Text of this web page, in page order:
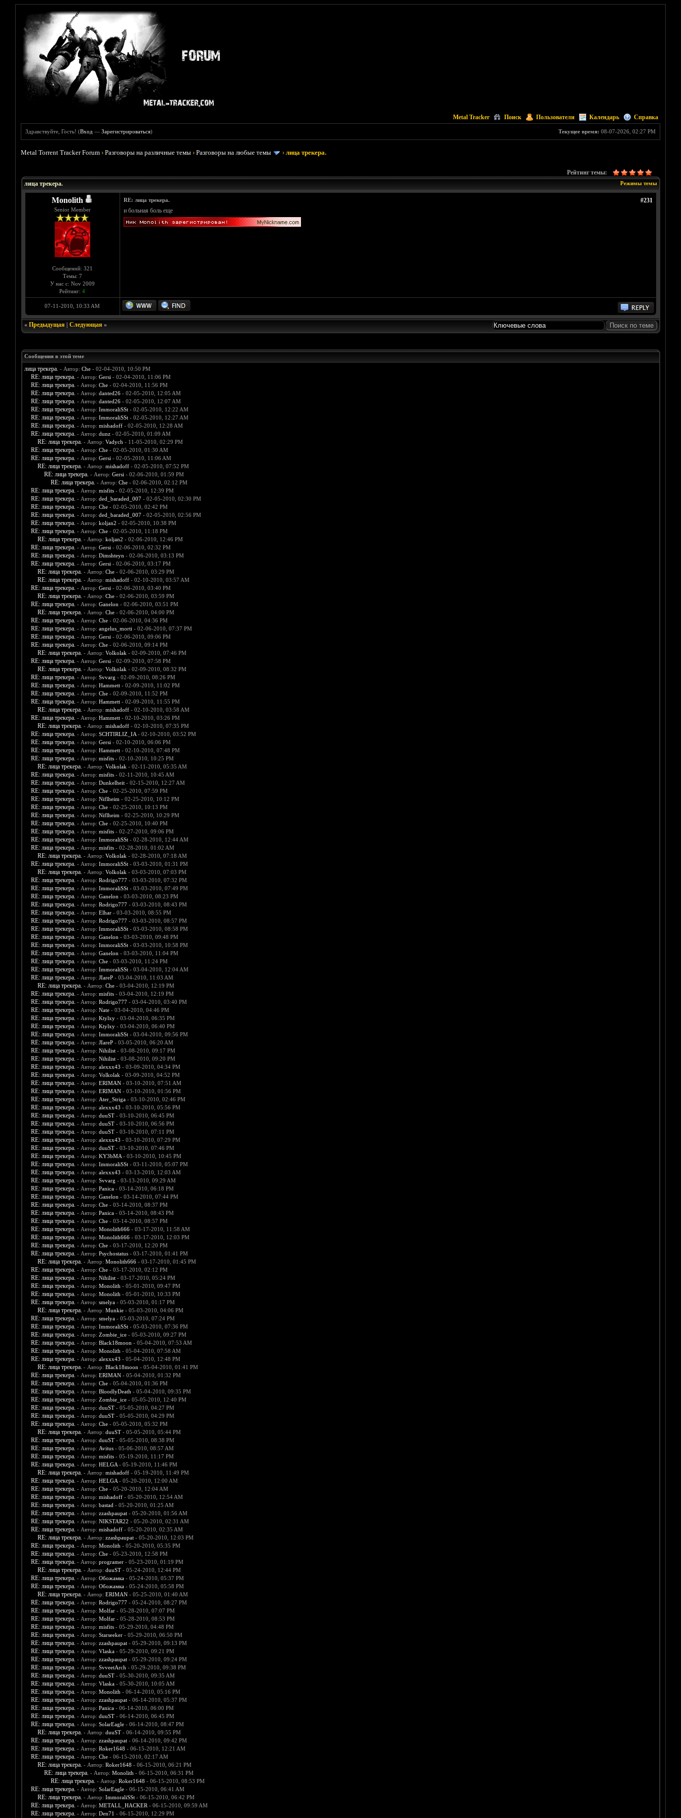
Metal Tracker Поиск Пользователи Календарь Справка
Текущее время: 08-07-2026, 02:27 PM
Здравствуйте, Гость! (Вход —Зарегистрироваться)
Metal Torrent Tracker Forum ›Разговоры на различные темы ›Разговоры на любые темы ›лица трекера.
Рейтинг темы:
Режимы темы
лица трекера.
Monolith
Senior Member
Сообщений: 321
Темы: 7
У нас с: Nov 2009
Рейтинг: 4
#231
RE: лица трекера.
и больная боль еще
07-11-2010, 10:33 AM
« Предыдущая| Следующая»
Сообщения в этой теме
лица трекера. - Автор: Che- 02-04-2010, 10:50 PM
RE: лица трекера. - Автор: Gersi - 02-04-2010, 11:06 PM
RE: лица трекера. - Автор: Che- 02-04-2010, 11:56 PM
RE: лица трекера. - Автор: danted26- 02-05-2010, 12:05 AM
RE: лица трекера. - Автор: danted26- 02-05-2010, 12:07 AM
RE: лица трекера. - Автор: ImmoraliSSt- 02-05-2010, 12:22 AM
RE: лица трекера. - Автор: ImmoraliSSt- 02-05-2010, 12:27 AM
RE: лица трекера. - Автор: mishadoff- 02-05-2010, 12:28 AM
RE: лица трекера. - Автор: dunz- 02-05-2010, 01:09 AM
RE: лица трекера. - Автор: Vadych - 11-05-2010, 02:29 PM
RE: лица трекера. - Автор: Che- 02-05-2010, 01:30 AM
RE: лица трекера. - Автор: Gersi - 02-05-2010, 11:06 AM
RE: лица трекера. - Автор: mishadoff- 02-05-2010, 07:52 PM
RE: лица трекера. - Автор: Gersi - 02-06-2010, 01:59 PM
RE: лица трекера. - Автор: Che- 02-06-2010, 02:12 PM
RE: лица трекера. - Автор: misfits- 02-05-2010, 12:39 PM
RE: лица трекера. - Автор: ded_baraded_007- 02-05-2010, 02:30 PM
RE: лица трекера. - Автор: Che- 02-05-2010, 02:42 PM
RE: лица трекера. - Автор: ded_baraded_007- 02-05-2010, 02:56 PM
RE: лица трекера. - Автор: koljan2 - 02-05-2010, 10:38 PM
RE: лица трекера. - Автор: Che- 02-05-2010, 11:18 PM
RE: лица трекера. - Автор: koljan2 - 02-06-2010, 12:46 PM
RE: лица трекера. - Автор: Gersi - 02-06-2010, 02:32 PM
RE: лица трекера. - Автор: Dimshteyn - 02-06-2010, 03:13 PM
RE: лица трекера. - Автор: Gersi - 02-06-2010, 03:17 PM
RE: лица трекера. - Автор: Che- 02-06-2010, 03:29 PM
RE: лица трекера. - Автор: mishadoff- 02-10-2010, 03:57 AM
RE: лица трекера. - Автор: Gersi - 02-06-2010, 03:40 PM
RE: лица трекера. - Автор: Che- 02-06-2010, 03:59 PM
RE: лица трекера. - Автор: Ganelon - 02-06-2010, 03:51 PM
RE: лица трекера. - Автор: Che- 02-06-2010, 04:00 PM
RE: лица трекера. - Автор: Che- 02-06-2010, 04:36 PM
RE: лица трекера. - Автор: angelus_morti - 02-06-2010, 07:37 PM
RE: лица трекера. - Автор: Gersi - 02-06-2010, 09:06 PM
RE: лица трекера. - Автор: Che- 02-06-2010, 09:14 PM
RE: лица трекера. - Автор: Volkolak - 02-09-2010, 07:46 PM
RE: лица трекера. - Автор: Gersi - 02-09-2010, 07:58 PM
RE: лица трекера. - Автор: Volkolak - 02-09-2010, 08:32 PM
RE: лица трекера. - Автор: Svvarg - 02-09-2010, 08:26 PM
RE: лица трекера. - Автор: Hammett- 02-09-2010, 11:02 PM
RE: лица трекера. - Автор: Che- 02-09-2010, 11:52 PM
RE: лица трекера. - Автор: Hammett- 02-09-2010, 11:55 PM
RE: лица трекера. - Автор: mishadoff- 02-10-2010, 03:58 AM
RE: лица трекера. - Автор: Hammett- 02-10-2010, 03:26 PM
RE: лица трекера. - Автор: mishadoff- 02-10-2010, 07:35 PM
RE: лица трекера. - Автор: SCHTIRLIZ_IA- 02-10-2010, 03:52 PM
RE: лица трекера. - Автор: Gersi - 02-10-2010, 06:06 PM
RE: лица трекера. - Автор: Hammett- 02-10-2010, 07:48 PM
RE: лица трекера. - Автор: misfits- 02-10-2010, 10:25 PM
RE: лица трекера. - Автор: Volkolak - 02-11-2010, 05:35 AM
RE: лица трекера. - Автор: misfits- 02-11-2010, 10:45 AM
RE: лица трекера. - Автор: Dunkelheit- 02-15-2010, 12:27 AM
RE: лица трекера. - Автор: Che- 02-25-2010, 07:59 PM
RE: лица трекера. - Автор: Niflheim - 02-25-2010, 10:12 PM
RE: лица трекера. - Автор: Che- 02-25-2010, 10:13 PM
RE: лица трекера. - Автор: Niflheim - 02-25-2010, 10:29 PM
RE: лица трекера. - Автор: Che- 02-25-2010, 10:40 PM
RE: лица трекера. - Автор: misfits- 02-27-2010, 09:06 PM
RE: лица трекера. - Автор: ImmoraliSSt- 02-28-2010, 12:44 AM
RE: лица трекера. - Автор: misfits- 02-28-2010, 01:02 AM
RE: лица трекера. - Автор: Volkolak - 02-28-2010, 07:18 AM
RE: лица трекера. - Автор: ImmoraliSSt- 03-03-2010, 01:31 PM
RE: лица трекера. - Автор: Volkolak - 03-03-2010, 07:03 PM
RE: лица трекера. - Автор: Rodrigo777- 03-03-2010, 07:32 PM
RE: лица трекера. - Автор: ImmoraliSSt- 03-03-2010, 07:49 PM
RE: лица трекера. - Автор: Ganelon - 03-03-2010, 08:23 PM
RE: лица трекера. - Автор: Rodrigo777- 03-03-2010, 08:43 PM
RE: лица трекера. - Автор: Elhar- 03-03-2010, 08:55 PM
RE: лица трекера. - Автор: Rodrigo777- 03-03-2010, 08:57 PM
RE: лица трекера. - Автор: ImmoraliSSt- 03-03-2010, 08:58 PM
RE: лица трекера. - Автор: Ganelon - 03-03-2010, 09:48 PM
RE: лица трекера. - Автор: ImmoraliSSt- 03-03-2010, 10:58 PM
RE: лица трекера. - Автор: Ganelon - 03-03-2010, 11:04 PM
RE: лица трекера. - Автор: Che- 03-03-2010, 11:24 PM
RE: лица трекера. - Автор: ImmoraliSSt- 03-04-2010, 12:04 AM
RE: лица трекера. - Автор: JIareP- 03-04-2010, 11:03 AM
RE: лица трекера. - Автор: Che- 03-04-2010, 12:19 PM
RE: лица трекера. - Автор: misfits- 03-04-2010, 12:19 PM
RE: лица трекера. - Автор: Rodrigo777- 03-04-2010, 03:40 PM
RE: лица трекера. - Автор: Nate- 03-04-2010, 04:46 PM
RE: лица трекера. - Автор: Ktylxy- 03-04-2010, 06:35 PM
RE: лица трекера. - Автор: Ktylxy- 03-04-2010, 06:40 PM
RE: лица трекера. - Автор: ImmoraliSSt- 03-04-2010, 09:56 PM
RE: лица трекера. - Автор: JIareP- 03-05-2010, 06:20 AM
RE: лица трекера. - Автор: Nihilist- 03-08-2010, 09:17 PM
RE: лица трекера. - Автор: Nihilist- 03-08-2010, 09:20 PM
RE: лица трекера. - Автор: alexxx43 - 03-09-2010, 04:34 PM
RE: лица трекера. - Автор: Volkolak - 03-09-2010, 04:52 PM
RE: лица трекера. - Автор: ERIMAN- 03-10-2010, 07:51 AM
RE: лица трекера. - Автор: ERIMAN- 03-10-2010, 01:56 PM
RE: лица трекера. - Автор: Ater_Striga- 03-10-2010, 02:46 PM
RE: лица трекера. - Автор: alexxx43 - 03-10-2010, 05:56 PM
RE: лица трекера. - Автор: duuST- 03-10-2010, 06:45 PM
RE: лица трекера. - Автор: duuST- 03-10-2010, 06:56 PM
RE: лица трекера. - Автор: duuST- 03-10-2010, 07:11 PM
RE: лица трекера. - Автор: alexxx43 - 03-10-2010, 07:29 PM
RE: лица трекера. - Автор: duuST- 03-10-2010, 07:46 PM
RE: лица трекера. - Автор: KY3bMA- 03-10-2010, 10:45 PM
RE: лица трекера. - Автор: ImmoraliSSt- 03-11-2010, 05:07 PM
RE: лица трекера. - Автор: alexxx43 - 03-13-2010, 12:03 AM
RE: лица трекера. - Автор: Svvarg - 03-13-2010, 09:29 AM
RE: лица трекера. - Автор: Panica- 03-14-2010, 06:18 PM
RE: лица трекера. - Автор: Ganelon - 03-14-2010, 07:44 PM
RE: лица трекера. - Автор: Che- 03-14-2010, 08:37 PM
RE: лица трекера. - Автор: Panica- 03-14-2010, 08:43 PM
RE: лица трекера. - Автор: Che- 03-14-2010, 08:57 PM
RE: лица трекера. - Автор: Monolith666- 03-17-2010, 11:58 AM
RE: лица трекера. - Автор: Monolith666- 03-17-2010, 12:03 PM
RE: лица трекера. - Автор: Che- 03-17-2010, 12:20 PM
RE: лица трекера. - Автор: Psychostatus- 03-17-2010, 01:41 PM
RE: лица трекера. - Автор: Monolith666- 03-17-2010, 01:45 PM
RE: лица трекера. - Автор: Che- 03-17-2010, 02:12 PM
RE: лица трекера. - Автор: Nihilist- 03-17-2010, 05:24 PM
RE: лица трекера. - Автор: Monolith - 05-01-2010, 09:47 PM
RE: лица трекера. - Автор: Monolith - 05-01-2010, 10:33 PM
RE: лица трекера. - Автор: smelya- 05-03-2010, 01:17 PM
RE: лица трекера. - Автор: Munkie- 05-03-2010, 04:06 PM
RE: лица трекера. - Автор: smelya- 05-03-2010, 07:24 PM
RE: лица трекера. - Автор: ImmoraliSSt- 05-03-2010, 07:36 PM
RE: лица трекера. - Автор: Zombie_ice- 05-03-2010, 09:27 PM
RE: лица трекера. - Автор: Black18moon - 05-04-2010, 07:53 AM
RE: лица трекера. - Автор: Monolith - 05-04-2010, 07:58 AM
RE: лица трекера. - Автор: alexxx43 - 05-04-2010, 12:48 PM
RE: лица трекера. - Автор: Black18moon - 05-04-2010, 01:41 PM
RE: лица трекера. - Автор: ERIMAN- 05-04-2010, 01:32 PM
RE: лица трекера. - Автор: Che- 05-04-2010, 01:36 PM
RE: лица трекера. - Автор: BloodlyDeath - 05-04-2010, 09:35 PM
RE: лица трекера. - Автор: Zombie_ice- 05-05-2010, 12:40 PM
RE: лица трекера. - Автор: duuST- 05-05-2010, 04:27 PM
RE: лица трекера. - Автор: duuST- 05-05-2010, 04:29 PM
RE: лица трекера. - Автор: Che- 05-05-2010, 05:32 PM
RE: лица трекера. - Автор: duuST- 05-05-2010, 05:44 PM
RE: лица трекера. - Автор: duuST- 05-05-2010, 08:38 PM
RE: лица трекера. - Автор: Avitus- 05-06-2010, 08:57 AM
RE: лица трекера. - Автор: misfits- 05-19-2010, 11:17 PM
RE: лица трекера. - Автор: HELGA- 05-19-2010, 11:46 PM
RE: лица трекера. - Автор: mishadoff- 05-19-2010, 11:49 PM
RE: лица трекера. - Автор: HELGA- 05-20-2010, 12:00 AM
RE: лица трекера. - Автор: Che- 05-20-2010, 12:04 AM
RE: лица трекера. - Автор: mishadoff- 05-20-2010, 12:54 AM
RE: лица трекера. - Автор: bastad - 05-20-2010, 01:25 AM
RE: лица трекера. - Автор: zzashpaupat- 05-20-2010, 01:56 AM
RE: лица трекера. - Автор: NIKSTAR22 - 05-20-2010, 02:31 AM
RE: лица трекера. - Автор: mishadoff- 05-20-2010, 02:35 AM
RE: лица трекера. - Автор: zzashpaupat- 05-20-2010, 12:03 PM
RE: лица трекера. - Автор: Monolith - 05-20-2010, 05:35 PM
RE: лица трекера. - Автор: Che- 05-23-2010, 12:58 PM
RE: лица трекера. - Автор: programer- 05-23-2010, 01:19 PM
RE: лица трекера. - Автор: duuST- 05-24-2010, 12:44 PM
RE: лица трекера. - Автор: Обожамка- 05-24-2010, 05:37 PM
RE: лица трекера. - Автор: Обожамка- 05-24-2010, 05:58 PM
RE: лица трекера. - Автор: ERIMAN- 05-25-2010, 01:40 AM
RE: лица трекера. - Автор: Rodrigo777- 05-24-2010, 08:27 PM
RE: лица трекера. - Автор: Molfar- 05-28-2010, 07:07 PM
RE: лица трекера. - Автор: Molfar- 05-28-2010, 08:53 PM
RE: лица трекера. - Автор: misfits- 05-29-2010, 04:48 PM
RE: лица трекера. - Автор: Starseeker- 05-29-2010, 06:50 PM
RE: лица трекера. - Автор: zzashpaupat- 05-29-2010, 09:13 PM
RE: лица трекера. - Автор: Vlaska- 05-29-2010, 09:21 PM
RE: лица трекера. - Автор: zzashpaupat- 05-29-2010, 09:24 PM
RE: лица трекера. - Автор: SvveetArch - 05-29-2010, 09:38 PM
RE: лица трекера. - Автор: duuST- 05-30-2010, 09:35 AM
RE: лица трекера. - Автор: Vlaska- 05-30-2010, 10:05 AM
RE: лица трекера. - Автор: Monolith - 06-14-2010, 05:16 PM
RE: лица трекера. - Автор: zzashpaupat- 06-14-2010, 05:37 PM
RE: лица трекера. - Автор: Panica- 06-14-2010, 06:00 PM
RE: лица трекера. - Автор: duuST- 06-14-2010, 06:45 PM
RE: лица трекера. - Автор: SolarEagle- 06-14-2010, 08:47 PM
RE: лица трекера. - Автор: duuST- 06-14-2010, 09:55 PM
RE: лица трекера. - Автор: zzashpaupat- 06-14-2010, 09:42 PM
RE: лица трекера. - Автор: Roker1648 - 06-15-2010, 12:21 AM
RE: лица трекера. - Автор: Che- 06-15-2010, 02:17 AM
RE: лица трекера. - Автор: Roker1648 - 06-15-2010, 06:21 PM
RE: лица трекера. - Автор: Monolith - 06-15-2010, 06:31 PM
RE: лица трекера. - Автор: Roker1648 - 06-15-2010, 08:53 PM
RE: лица трекера. - Автор: SolarEagle- 06-15-2010, 06:41 AM
RE: лица трекера. - Автор: ImmoraliSSt- 06-15-2010, 06:42 PM
RE: лица трекера. - Автор: METALL_HACKER - 06-15-2010, 09:59 AM
RE: лица трекера. - Автор: Den71 - 06-15-2010, 12:29 PM